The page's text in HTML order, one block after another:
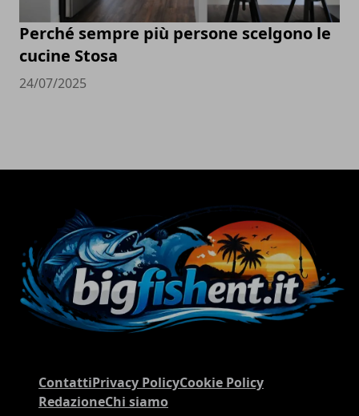
Perché sempre più persone scelgono le
cucine Stosa
24/07/2025
ContattiPrivacy PolicyCookie Policy
RedazioneChi siamo